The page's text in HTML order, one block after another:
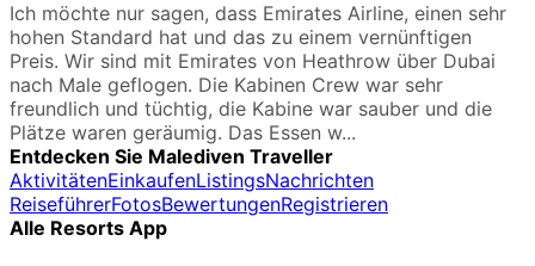
Ich möchte nur sagen, dass Emirates Airline, einen sehr
hohen Standard hat und das zu einem vernünftigen
Preis. Wir sind mit Emirates von Heathrow über Dubai
nach Male geflogen. Die Kabinen Crew war sehr
freundlich und tüchtig, die Kabine war sauber und die
Plätze waren geräumig. Das Essen w...
Entdecken Sie Malediven Traveller
AktivitätenEinkaufenListingsNachrichten
ReiseführerFotosBewertungenRegistrieren
Alle Resorts App